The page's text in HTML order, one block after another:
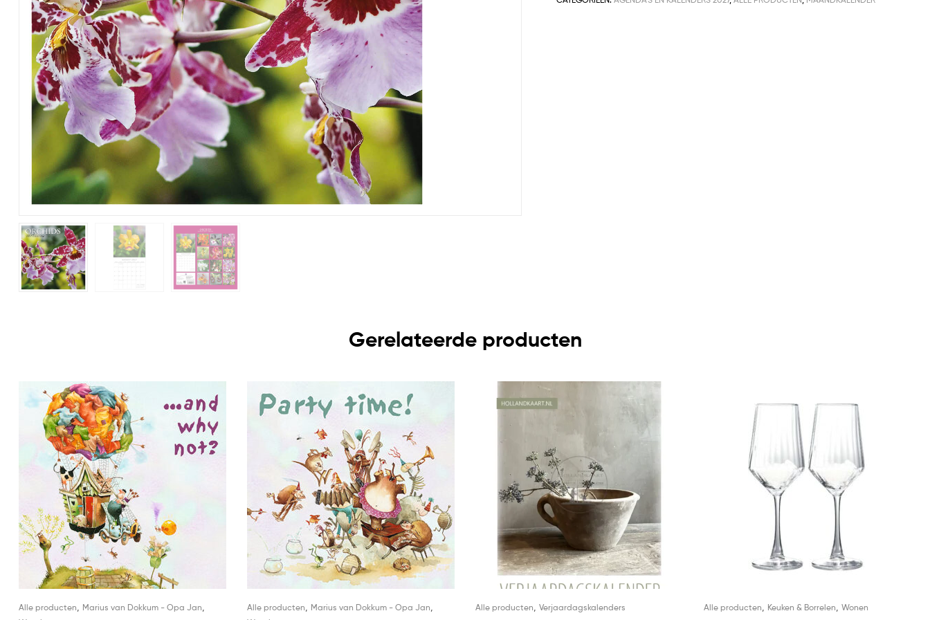
Gerelateerde producten
Alle producten, Marius van Dokkum - Opa Jan, Alle producten, Marius van Dokkum - Opa Jan, Alle producten, Verjaardagskalenders Alle producten, Keuken & Borrelen, Wonen